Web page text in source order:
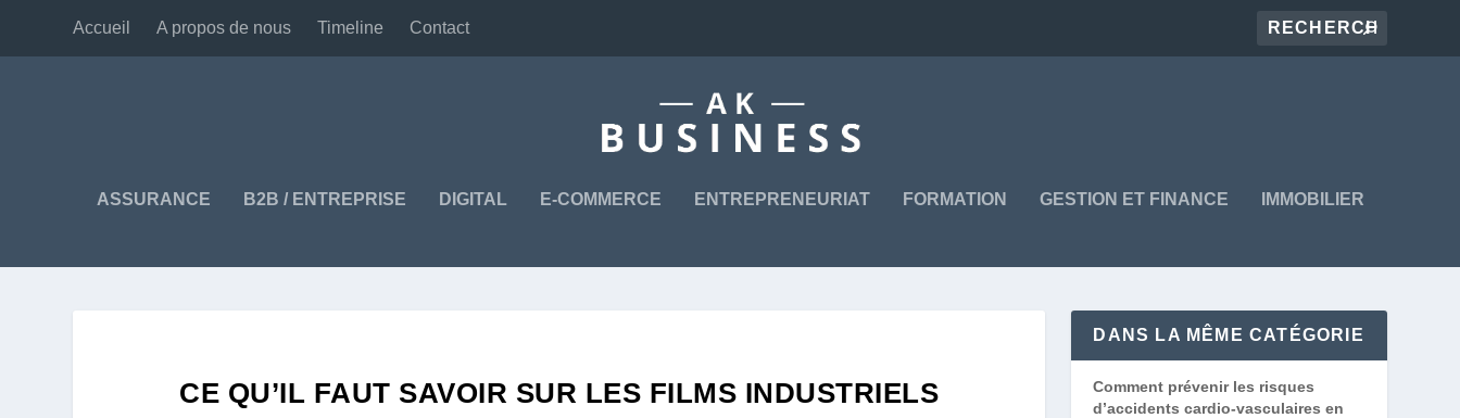
Accueil A propos de nous Timeline Contact
ASSURANCE B2B / ENTREPRISE DIGITAL E-COMMERCE ENTREPRENEURIAT FORMATION GESTION ET FINANCE IMMOBILIER
CE QU’IL FAUT SAVOIR SUR LES FILMS INDUSTRIELS
DANS LA MÊME CATÉGORIE
Comment prévenir les risques
d’accidents cardio-vasculaires en